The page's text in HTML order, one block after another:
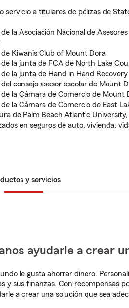
servicio a titulares de pólizas de
la Asociación Nacional de
de Kiwanis Club of Mount Dora
de la junta de FCA de North Lake
la junta de Hand in Hand Recovery
consejo asesor escolar de Mount
la Cámara de Comercio de Mount
la Cámara de Comercio de East
de Palm Beach Atlantic University,
en seguros de auto, vivienda,
y servicios
ayudarle a crear
le gusta ahorrar dinero.
y sus finanzas. Con recompensas
a crear una solución que sea